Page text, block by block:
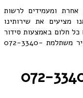
אחרת ומעמידים לרשות
מציעים את שירותינו
חלום באמצעות סידור
בלונים מרהיב. צרו קשר לקבלת הצעת מחיר משתלמת 072-3340-